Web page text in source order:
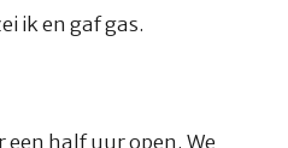
ik en gaf gas.
half uur open. We